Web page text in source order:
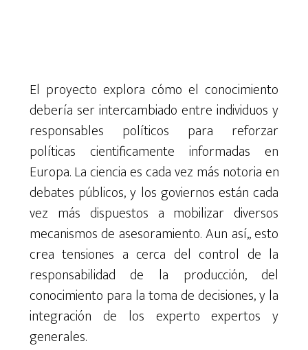
El proyecto explora cómo el conocimiento
debería serintercambiado entre individuos y
responsables políticos
para
reforzar
políticas
cientificamente informadas en
Europa.La ciencia es cada vez más notoria en
debates públicos,y los goviernos están cada
vez más dispuestos a mobilizar diversos
mecanismos de asesoramiento.Aun así,,esto
crea tensiones a cerca del control de la
responsabilidad
de la producción, del
conocimiento para la toma de decisiones, yla
integración de los experto expertosy
generales.